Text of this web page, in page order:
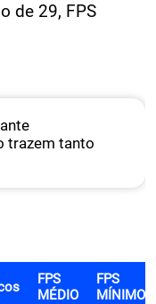
de 29, FPS
trazem tanto
FPS
MÉDIO
FPS
MÍNIMO